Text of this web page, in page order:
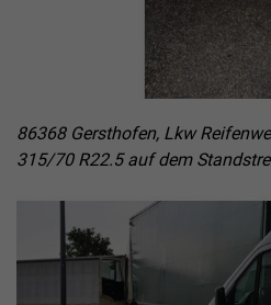
86368 Gersthofen, Lkw
315/70 R22.5 auf dem